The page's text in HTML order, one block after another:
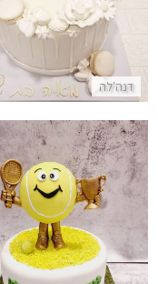
דנה'לה
התקשר/י
עוגת יום הולדת טניס
התקשר/י